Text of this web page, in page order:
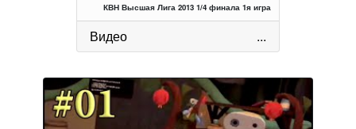
КВН Высшая Лига 2013 1/4 финала 1я игра
Видео ...